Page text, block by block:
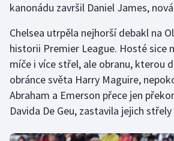
Moderní pětiboj
Motorsport
Olympijské hry
Parasport
kanonádu završil Daniel James,
Chelsea utrpěla nejhorší debakl na
historii Premier League. Hosté sice
míče i více střel, ale obranu, kterou
obránce světa Harry Maguire,
Abraham a Emerson přece jen
Davida De Geu, zastavila jejich